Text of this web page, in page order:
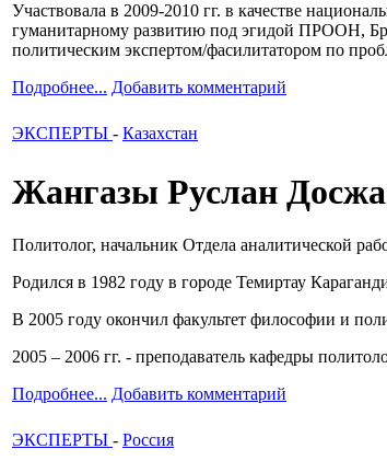
Участвовала в 2009-2010 гг. в качестве
гуманитарному развитию под эгидой ПРООН,
политическим экспертом/фасилитатором по
Подробнее... Добавить комментарий
ЭКСПЕРТЫ - Казахстан
Жангазы Руслан
Политолог, начальник Отдела аналитической
Родился в 1982 году в городе Темиртау
В 2005 году окончил факультет философии и
2005 – 2006 гг. - преподаватель кафедры
Подробнее... Добавить комментарий
ЭКСПЕРТЫ - Россия